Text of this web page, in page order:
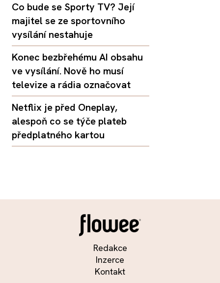
Co bude se Sporty TV? Její
majitel se ze sportovního
vysílání nestahuje
Konec bezbřehému AI obsahu
ve vysílání. Nově ho musí
televize a rádia označovat
Netflix je před Oneplay,
alespoň co se týče plateb
předplatného kartou
Redakce
Inzerce
Kontakt